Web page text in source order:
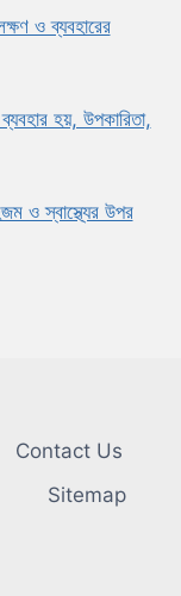
ও ব্যবহারের
হয়, উপকারিতা,
ও স্বাস্থ্যের উপর
Contact Us
Sitemap